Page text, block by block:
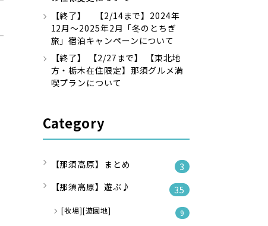
【終了】 【2/14まで】2024年
12月～2025年2月「冬のとちぎ
旅」宿泊キャンペーンについて
【終了】 【2/27まで】 【東北地
方・栃木在住限定】那須グルメ満
喫プランについて
Category
【那須高原】まとめ
3
【那須高原】遊ぶ♪
35
[牧場][遊園地] 9